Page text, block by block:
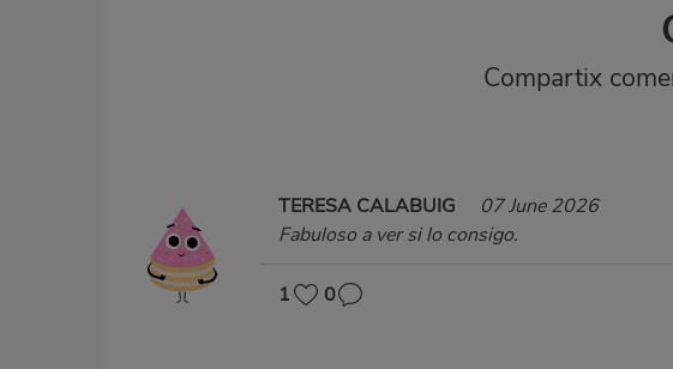
Compartix
TERESA CALABUIG
07 June 2026
Fabuloso a ver si lo consigo.
1 0